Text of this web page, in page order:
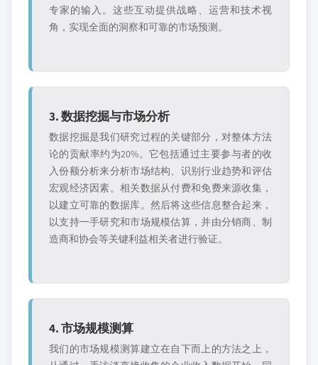
专家的输入。这些互动提供战略、运营和技术视
角，实现全面的洞察和可靠的市场预测。
3. 数据挖掘与市场分析
数据挖掘是我们研究过程的关键部分，对整体方法
论的贡献率约为20%。它包括通过主要参与者的收
入份额分析来分析市场结构、识别行业趋势和评估
宏观经济因素。相关数据从付费和免费来源收集，
以建立可靠的数据库。然后将这些信息整合起来，
以支持一手研究和市场规模估算，并由分销商、制
造商和协会等关键利益相关者进行验证。
4. 市场规模测算
我们的市场规模测算建立在自下而上的方法之上，